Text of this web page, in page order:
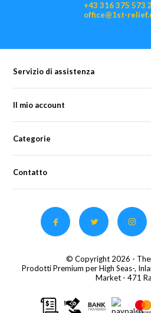
+43 316 375 573
office@1st-
Servizio di assistenza
Il mio account
Categorie
Contatto
© Copyright 2026 -
Prodotti Premium per High Seas-,
Market - 471